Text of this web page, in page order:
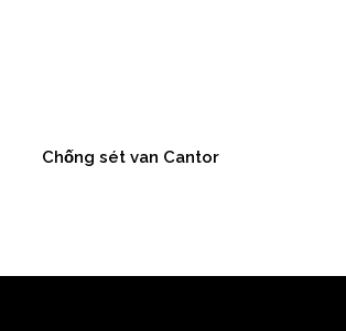
Chống sét van Cantor